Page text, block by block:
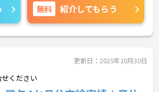
無料 紹介してもらう
更新日：2025年10月30日
ください